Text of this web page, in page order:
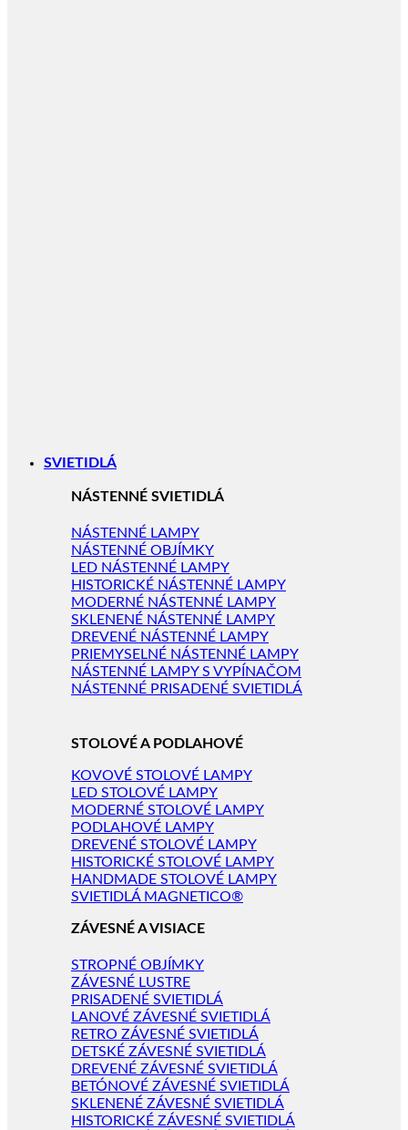
SVIETIDLÁ
NÁSTENNÉ SVIETIDLÁ
NÁSTENNÉ LAMPY
NÁSTENNÉ OBJÍMKY
LED NÁSTENNÉ LAMPY
HISTORICKÉ NÁSTENNÉ LAMPY
MODERNÉ NÁSTENNÉ LAMPY
SKLENENÉ NÁSTENNÉ LAMPY
DREVENÉ NÁSTENNÉ LAMPY
PRIEMYSELNÉ NÁSTENNÉ LAMPY
NÁSTENNÉ LAMPY S VYPÍNAČOM
NÁSTENNÉ PRISADENÉ SVIETIDLÁ
STOLOVÉ A PODLAHOVÉ
KOVOVÉ STOLOVÉ LAMPY
LED STOLOVÉ LAMPY
MODERNÉ STOLOVÉ LAMPY
PODLAHOVÉ LAMPY
DREVENÉ STOLOVÉ LAMPY
HISTORICKÉ STOLOVÉ LAMPY
HANDMADE STOLOVÉ LAMPY
SVIETIDLÁ MAGNETICO®
ZÁVESNÉ A VISIACE
STROPNÉ OBJÍMKY
ZÁVESNÉ LUSTRE
PRISADENÉ SVIETIDLÁ
LANOVÉ ZÁVESNÉ SVIETIDLÁ
RETRO ZÁVESNÉ SVIETIDLÁ
DETSKÉ ZÁVESNÉ SVIETIDLÁ
DREVENÉ ZÁVESNÉ SVIETIDLÁ
BETÓNOVÉ ZÁVESNÉ SVIETIDLÁ
SKLENENÉ ZÁVESNÉ SVIETIDLÁ
HISTORICKÉ ZÁVESNÉ SVIETIDLÁ